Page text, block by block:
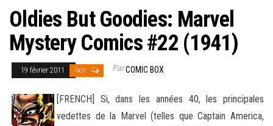
Oldies But Goodies: Marvel
Mystery Comics #22 (1941)
19 février 2011 Non ParCOMIC BOX
[FRENCH] Si, dans les années 40, les principales
vedettes de la Marvel (telles que Captain America,